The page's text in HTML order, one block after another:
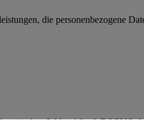
die personenbezogene
Art. 6 Abs. 1 lit. f) DSGVO